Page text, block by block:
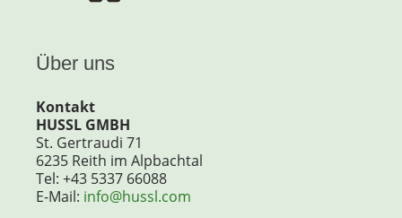
Über uns
Kontakt
HUSSL GMBH
St. Gertraudi 71
6235 Reith im Alpbachtal
Tel: +43 5337 66088
E-Mail: info@hussl.com